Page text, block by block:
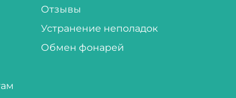
Отзывы
Устранение неполадок
Обмен фонарей